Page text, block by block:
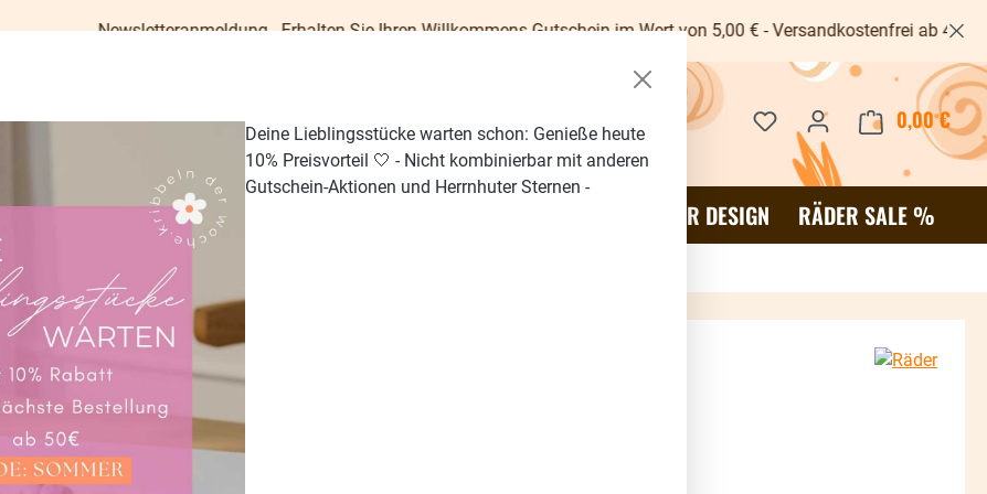
Newsletteranmeldung - Erhalten Sie Ihren Willkommens-Gutschein im Wert von 5,00 € - Versandkostenfrei ab 40€ -
Du hast 0 Produkte auf dem
0,00 €
TISCH & KÜCHE GESCHENKE RÄDER DESIGN RÄDER SALE %
Deine Lieblingsstücke warten schon: Genieße heute
10% Preisvorteil 🤍 - Nicht kombinierbar mit anderen
Gutschein-Aktionen und Herrnhuter Sternen -